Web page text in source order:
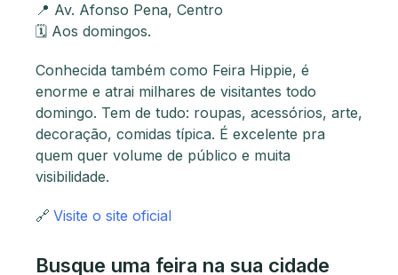
📍 Av. Afonso Pena, Centro
🗓 Aos domingos.
Conhecida também como Feira Hippie, é
enorme e atrai milhares de visitantes todo
domingo. Tem de tudo: roupas, acessórios, arte,
decoração, comidas típica. É excelente pra
quem quer volume de público e muita
visibilidade.
🔗 Visite o site oficial
Busque uma feira na sua cidade